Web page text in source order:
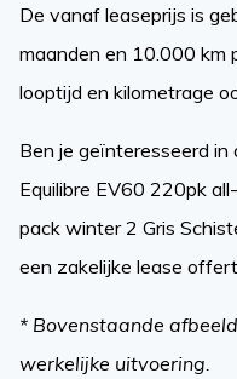
De vanaf leaseprijs is
maanden en 10.000 km
looptijd en kilometrage
Ben je geïnteresseerd
Equilibre EV60 220pk
pack winter 2 Gris
een zakelijke lease
* Bovenstaande
werkelijke uitvoering.